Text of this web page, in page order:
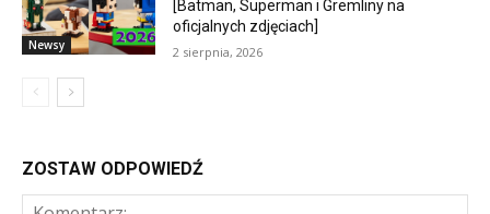
Newsy
[Batman, Superman i Gremliny na
oficjalnych zdjęciach]
2 sierpnia, 2026
ZOSTAW ODPOWIEDŹ